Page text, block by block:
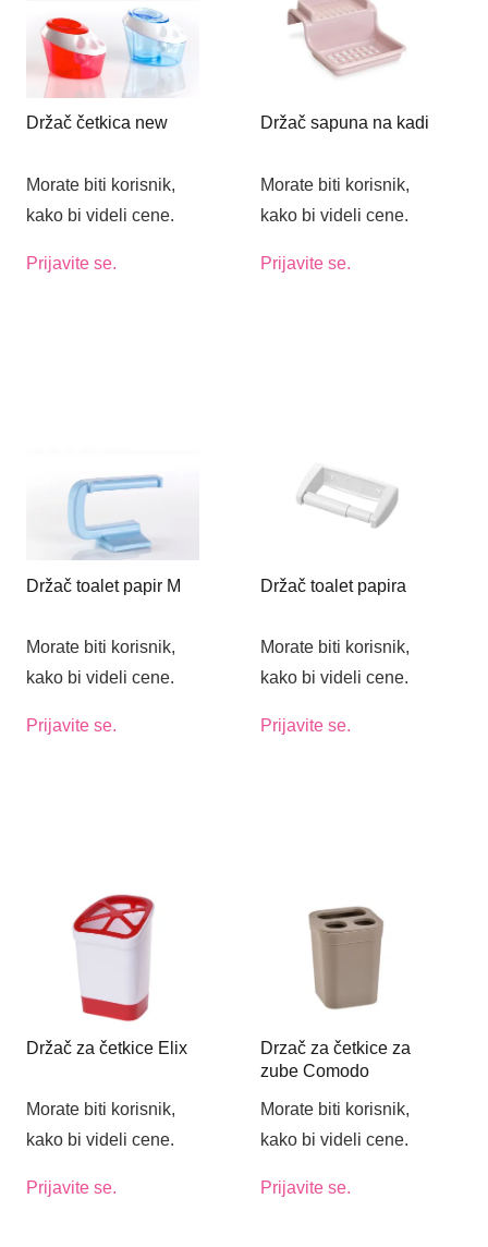
Držač četkica new
Morate biti korisnik,
kako bi videli cene.
Prijavite se.
Držač sapuna na kadi
Morate biti korisnik,
kako bi videli cene.
Prijavite se.
Držač toalet papir M
Morate biti korisnik,
kako bi videli cene.
Prijavite se.
Držač toalet papira
Morate biti korisnik,
kako bi videli cene.
Prijavite se.
Držač za četkice Elix
Morate biti korisnik,
kako bi videli cene.
Prijavite se.
Drzač za četkice za
zube Comodo
Morate biti korisnik,
kako bi videli cene.
Prijavite se.